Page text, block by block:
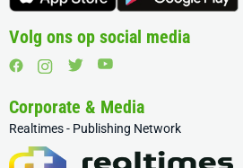
Volg ons op social media
Corporate & Media
Realtimes - Publishing Network